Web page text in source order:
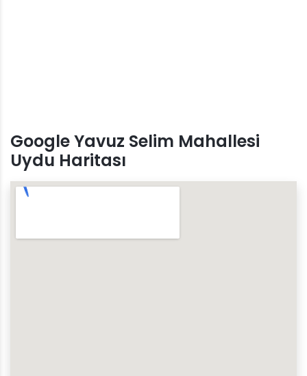
Google Yavuz Selim Mahallesi
Uydu Haritası